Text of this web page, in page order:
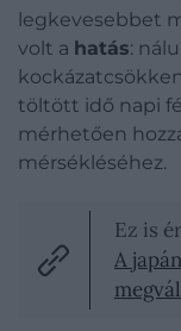
legkevesebbet
volt a hatás:
töltött idő napi
mérhetően
mérsékléséhez.
Ez is
A